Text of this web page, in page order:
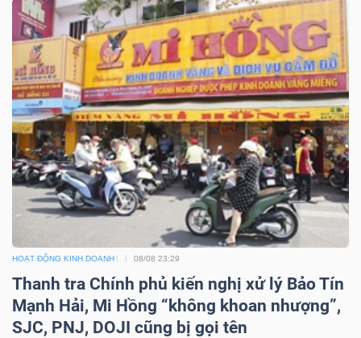
HOẠT ĐỘNG KINH DOANH 08/08 23:29
Thanh tra Chính phủ kiến nghị xử lý Bảo Tín
Mạnh Hải, Mi Hồng “không khoan nhượng”,
SJC, PNJ, DOJI cũng bị gọi tên
BẤT
ĐỘNG
SẢN
Mã
chứng
khoán
(-)
Chỉ số Chứng chỉ quỹ
Lãnh
đạo
(-)